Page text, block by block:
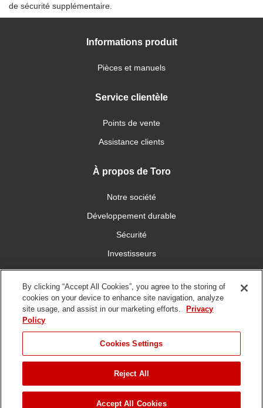
de sécurité supplémentaire.
Informations produit
Pièces et manuels
Service clientèle
Points de vente
Assistance clients
À propos de Toro
Notre société
Développement durable
Sécurité
Investisseurs
Carrières
Connectez-vous avec nous
d'utilisation
Politique de
confidentialité
copyrights
2026 La société Toro. Tous droits réservés.
By clicking “Accept All Cookies”, you agree to the storing of
cookies on your device to enhance site navigation, analyze
site usage, and assist in our marketing efforts.
Privacy
Policy
Cookies Settings
Reject All
Accept All Cookies